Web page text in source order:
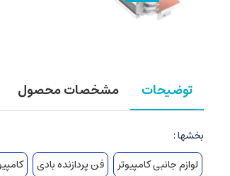
توضیحات مشخصات محصول
بخشها :
لوازم جانبی کامپیوتر
فن پردازنده بادی